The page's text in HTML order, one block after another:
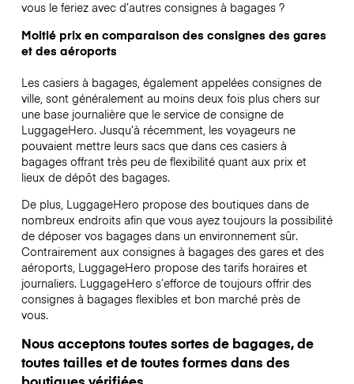
vous le feriez avec d’autres consignes à bagages ?
Moitié prix en comparaison des consignes des gares
et des aéroports
Les casiers à bagages, également appelées consignes de
ville, sont généralement au moins deux fois plus chers sur
une base journalière que le service de consigne de
LuggageHero. Jusqu’à récemment, les voyageurs ne
pouvaient mettre leurs sacs que dans ces casiers à
bagages offrant très peu de flexibilité quant aux prix et
lieux de dépôt des bagages.
De plus, LuggageHero propose des boutiques dans de
nombreux endroits afin que vous ayez toujours la possibilité
de déposer vos bagages dans un environnement sûr.
Contrairement aux consignes à bagages des gares et des
aéroports, LuggageHero propose des tarifs horaires et
journaliers. LuggageHero s’efforce de toujours offrir des
consignes à bagages flexibles et bon marché près de
vous.
Nous acceptons toutes sortes de bagages, de
toutes tailles et de toutes formes dans des